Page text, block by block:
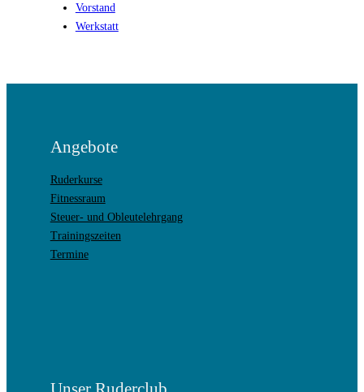
Vorstand
Werkstatt
Angebote
Ruderkurse
Fitnessraum
Steuer- und Obleutelehrgang
Trainingszeiten
Termine